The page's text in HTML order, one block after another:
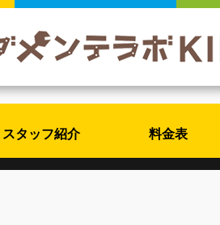
スタッフ紹介 料金表